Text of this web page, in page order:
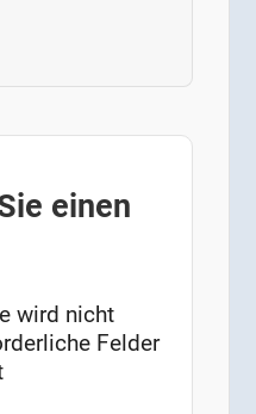
einen
wird nicht
Felder